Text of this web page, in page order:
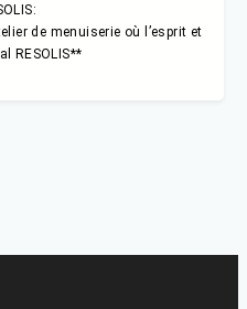
de menuiserie où l’esprit et
RESOLIS**